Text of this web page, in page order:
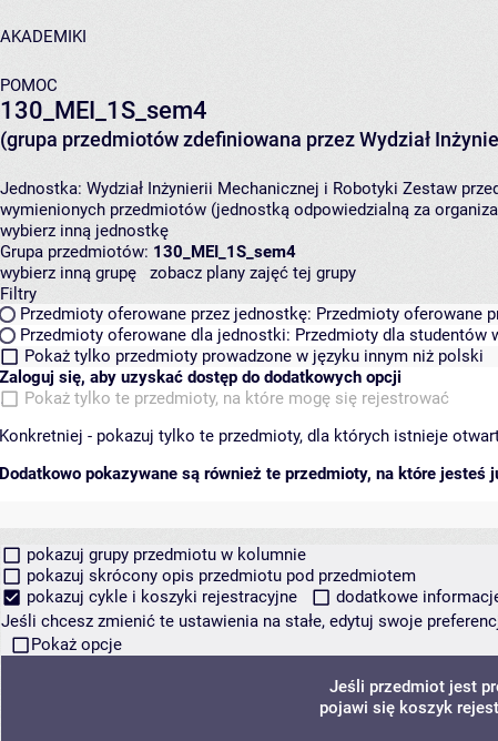
AKADEMIKI
POMOC
130_MEI_1S_sem4
(grupa przedmiotów zdefiniowana przez Wydział
Jednostka: Wydział Inżynierii Mechanicznej i Robotyki Zestaw
wymienionych przedmiotów (jednostką odpowiedzialną za
wybierz inną jednostkę
Grupa przedmiotów: 130_MEI_1S_sem4
wybierz inną grupę
zobacz plany zajęć tej grupy
Filtry
Przedmioty oferowane przez jednostkę: Przedmioty oferowane
Przedmioty oferowane dla jednostki: Przedmioty dla studentów
Pokaż tylko przedmioty prowadzone w języku innym niż polski
Zaloguj się, aby uzyskać dostęp do dodatkowych opcji
Pokaż tylko te przedmioty, na które mogę się rejestrować
Konkretniej - pokazuj tylko te przedmioty, dla których istnieje
Dodatkowo pokazywane są również te przedmioty, na które jesteś
pokazuj grupy przedmiotu w kolumnie
pokazuj skrócony opis przedmiotu pod przedmiotem
pokazuj cykle i koszyki rejestracyjne
dodatkowe
Jeśli chcesz zmienić te ustawienia na stałe, edytuj swoje
Pokaż opcje
Jeśli przedmiot jest
pojawi się koszyk